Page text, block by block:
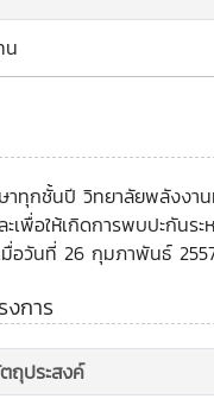
น
กชั้นปี วิทยาลัยพลังงา
พื่อให้เกิดการพบปะกัน
อวันที่ 26 กุมภาพันธ์
งการ
ถุประสงค์